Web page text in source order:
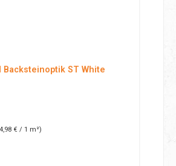
Backsteinoptik ST White
€ / 1 m²)